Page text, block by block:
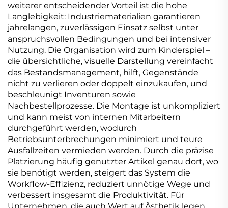
weiterer entscheidender Vorteil ist die hohe
Langlebigkeit: Industriematerialien garantieren
jahrelangen, zuverlässigen Einsatz selbst unter
anspruchsvollen Bedingungen und bei intensiver
Nutzung. Die Organisation wird zum Kinderspiel –
die übersichtliche, visuelle Darstellung vereinfacht
das Bestandsmanagement, hilft, Gegenstände
nicht zu verlieren oder doppelt einzukaufen, und
beschleunigt Inventuren sowie
Nachbestellprozesse. Die Montage ist unkompliziert
und kann meist von internen Mitarbeitern
durchgeführt werden, wodurch
Betriebsunterbrechungen minimiert und teure
Ausfallzeiten vermieden werden. Durch die präzise
Platzierung häufig genutzter Artikel genau dort, wo
sie benötigt werden, steigert das System die
Workflow-Effizienz, reduziert unnötige Wege und
verbessert insgesamt die Produktivität. Für